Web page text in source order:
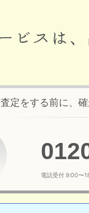
査定をする前に、
電話受付 9:00〜